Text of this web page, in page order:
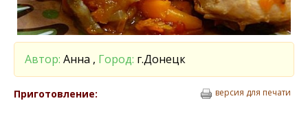
Автор: Анна , Город: г.Донецк
Приготовление: версия для печати